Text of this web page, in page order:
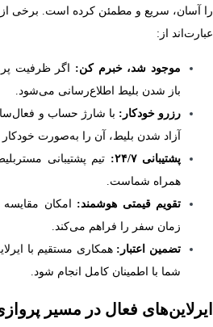
را آسان، سریع و مطمئن کرده است. برخی از
عبارت‌اند از:
موجود شد، خبرم کن: اگر ظرفیت
باز شدن بلیط اطلاع‌رسانی می‌شود.
رزرو خودکار: با شارژ حساب و
آزاد شدن بلیط، آن را به‌صورت
پشتیبانی ۲۴/۷:
تیم پشتیبانی
همراه شماست.
تقویم قیمتی هوشمند: امکان
زمان سفر را فراهم می‌کند.
تضمین اعتبار: همکاری مستقیم با
شما با اطمینان کامل انجام شود.
ایرلاین‌های فعال در مسیر